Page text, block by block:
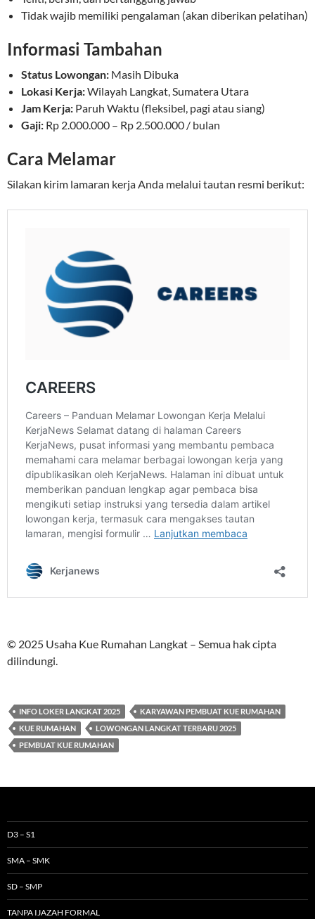
Tidak wajib memiliki pengalaman (akan diberikan pelatihan)
Informasi Tambahan
Status Lowongan: Masih Dibuka
Lokasi Kerja:Wilayah Langkat, Sumatera Utara
Jam Kerja: Paruh Waktu (fleksibel, pagi atau siang)
Gaji: Rp 2.000.000 – Rp 2.500.000 / bulan
Cara Melamar
Silakan kirim lamaran kerja Anda melalui tautan resmi berikut:
© 2025 Usaha Kue Rumahan Langkat – Semua hak cipta
dilindungi.
INFO LOKER LANGKAT 2025
KARYAWAN PEMBUAT KUE RUMAHAN
KUE RUMAHAN
LOWONGAN LANGKAT TERBARU 2025
PEMBUAT KUE RUMAHAN
D3 – S1
SMA – SMK
SD – SMP
TANPA IJAZAH FORMAL